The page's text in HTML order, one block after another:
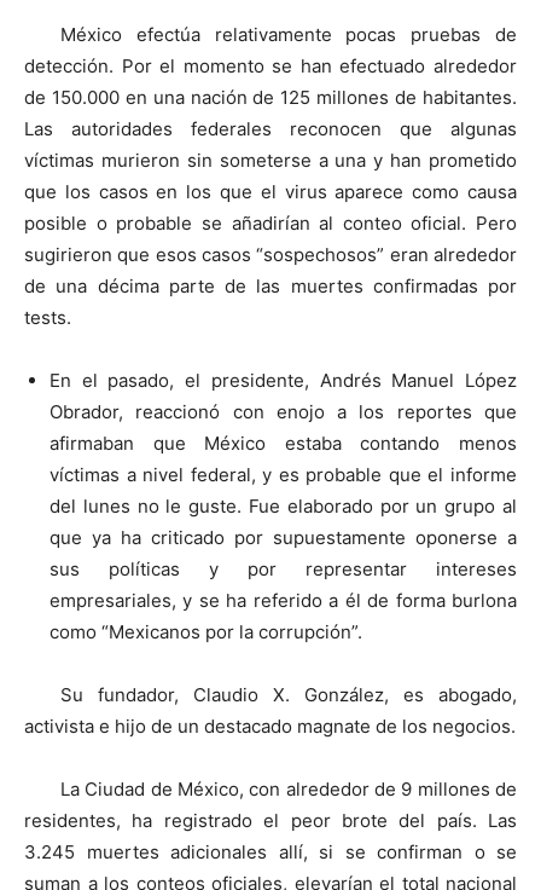
México efectúa relativamente pocas pruebas de
detección. Por el momento se han efectuado alrededor
de 150.000 en una nación de 125 millones de habitantes.
Las autoridades federales reconocen que algunas
víctimas murieron sin someterse a una y han prometido
que los casos en los que el virus aparece como causa
posible o probable se añadirían al conteo oficial. Pero
sugirieron que esos casos “sospechosos” eran alrededor
de una décima parte de las muertes confirmadas por
tests.
En el pasado, el presidente, Andrés Manuel López
Obrador, reaccionó con enojo a los reportes que
afirmaban que México estaba contando menos
víctimas a nivel federal, y es probable que el informe
del lunes no le guste. Fue elaborado por un grupo al
que ya ha criticado por supuestamente oponerse a
sus políticas y por representar intereses
empresariales, y se ha referido a él de forma burlona
como “Mexicanos por la corrupción”.
Su fundador, Claudio X. González, es abogado,
activista e hijo de un destacado magnate de los negocios.
La Ciudad de México, con alrededor de 9 millones de
residentes, ha registrado el peor brote del país. Las
3.245 muertes adicionales allí, si se confirman o se
suman a los conteos oficiales, elevarían el total nacional